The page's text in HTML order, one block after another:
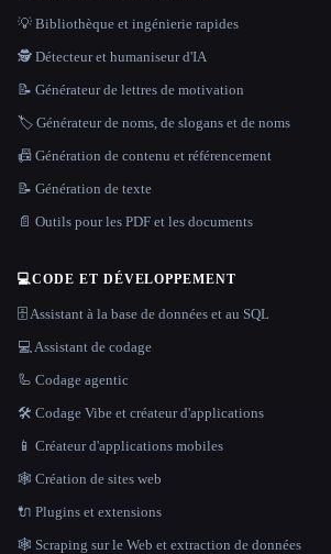
💡 Bibliothèque et ingénierie rapides
🕵️ Détecteur et humaniseur d'IA
📝 Générateur de lettres de motivation
🏷️ Générateur de noms, de slogans et de noms
📠 Génération de contenu et référencement
📝 Génération de texte
📄 Outils pour les PDF et les documents
💻CODE ET DÉVELOPPEMENT
🗄️ Assistant à la base de données et au SQL
💻 Assistant de codage
🦾 Codage agentic
🛠️ Codage Vibe et créateur d'applications
📱 Créateur d'applications mobiles
🕸 Création de sites web
🔌 Plugins et extensions
🕸️ Scraping sur le Web et extraction de données